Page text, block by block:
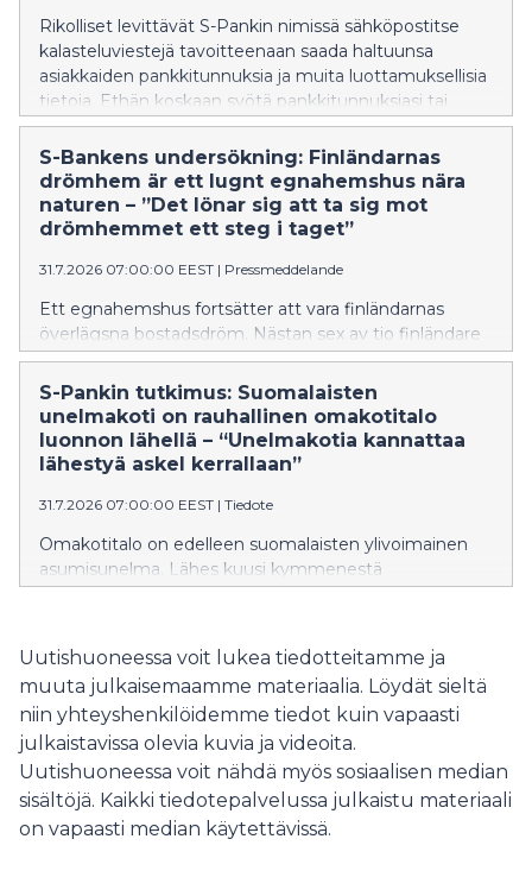
Rikolliset levittävät S-Pankin nimissä sähköpostitse
kalasteluviestejä tavoitteenaan saada haltuunsa
asiakkaiden pankkitunnuksia ja muita luottamuksellisia
tietoja. Ethän koskaan syötä pankkitunnuksiasi tai
korttitietojasi sivustolle, johon olet saanut linkin
sähköpostitse, tekstiviestinä tai pikaviestimissä.
S-Bankens undersökning: Finländarnas
drömhem är ett lugnt egnahemshus nära
naturen – ”Det lönar sig att ta sig mot
drömhemmet ett steg i taget”
31.7.2026 07:00:00 EEST | Pressmeddelande
Ett egnahemshus fortsätter att vara finländarnas
överlägsna bostadsdröm. Nästan sex av tio finländare
uppger att deras drömhem är ett egnahemshus. Även
om förtätning av städerna får mycket plats i
bostadsdebatten, är det fortfarande ett lugnt läge och
närhet till naturen som betonas i finländarnas
bostadsönskningar. Enligt S-Bankens expert erbjuder
och många bostadsdrömmar kan främjas ett steg i
taget.
S-Pankin tutkimus: Suomalaisten
unelmakoti on rauhallinen omakotitalo
luonnon lähellä – “Unelmakotia kannattaa
lähestyä askel kerrallaan”
31.7.2026 07:00:00 EEST | Tiedote
Omakotitalo on edelleen suomalaisten ylivoimainen
asumisunelma. Lähes kuusi kymmenestä
suomalaisesta nimeää omakotitalon
korostuu kaupunkien tiivistyminen, suomalaisten
asumistoiveissa painottuvat edelleen rauhallinen sijainti
ja luonnonläheisyys. S-Pankin asiantuntijan mukaan
asuntomarkkinat tarjoavat tällä hetkellä myös
mahdollisuuksia, ja monen asumishaaveita voidaan
edistää askel kerrallaan.
Uutishuoneessa voit lukea tiedotteitamme ja
muuta julkaisemaamme materiaalia. Löydät sieltä
niin yhteyshenkilöidemme tiedot kuin vapaasti
julkaistavissa olevia kuvia ja videoita.
Uutishuoneessa voit nähdä myös sosiaalisen median
sisältöjä. Kaikki tiedotepalvelussa julkaistu materiaali
on vapaasti median käytettävissä.